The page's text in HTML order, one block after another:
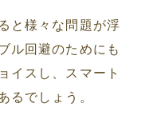
と様々な問題が浮
ル回避のためにも
イスし、スマート
るでしょう。